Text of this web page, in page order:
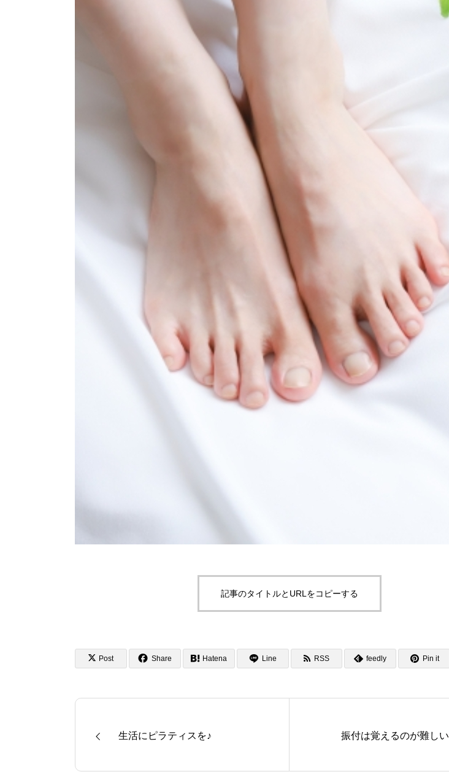
記事のタイトルとURLをコピーする
Post Share Hatena Line RSS feedly Pin it
生活にピラティスを♪ 振付は覚えるのが難しい
POLICY